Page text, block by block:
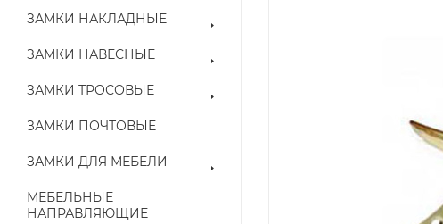
ЗАМКИ НАКЛАДНЫЕ
ЗАМКИ НАВЕСНЫЕ
ЗАМКИ ТРОСОВЫЕ
ЗАМКИ ПОЧТОВЫЕ
ЗАМКИ ДЛЯ МЕБЕЛИ
МЕБЕЛЬНЫЕ
НАПРАВЛЯЮЩИЕ